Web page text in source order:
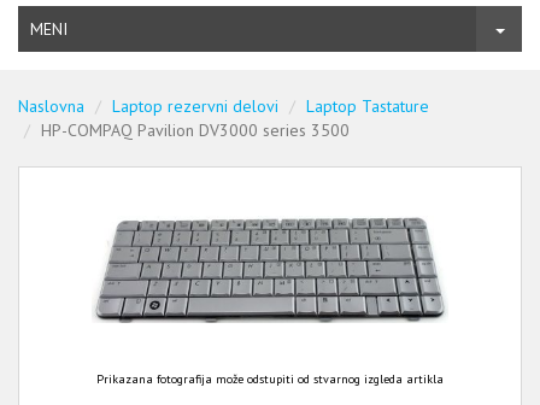
MENI
Naslovna Laptop rezervni delovi
Laptop Tastature
HP-COMPAQ Pavilion DV3000 series 3500
Prikazana fotografija može odstupiti od stvarnog izgleda artikla